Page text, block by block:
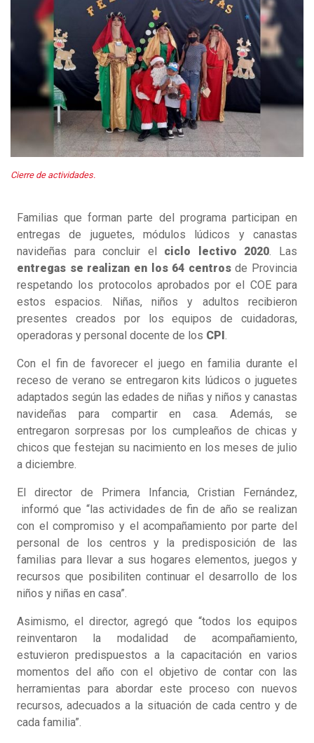
Cierre de actividades.
Familias que forman parte del programa participan en
entregas de juguetes, módulos lúdicos y canastas
navideñas para concluir el ciclo lectivo 2020. Las
entregas se realizan en los 64 centrosde Provincia
respetando los protocolos aprobados por el COE para
estos espacios. Niñas, niños y adultos recibieron
presentes creados por los equipos de cuidadoras,
operadoras y personal docente de los CPI .
Con el fin de favorecer el juego en familia durante el
receso de verano se entregaron kits lúdicos o juguetes
adaptados según las edades de niñas y niños y canastas
navideñas para compartir en casa. Además, se
entregaron sorpresas por los cumpleaños de chicas y
chicos que festejan su nacimiento en los meses de julio
a diciembre.
El director de Primera Infancia, Cristian Fernández,
informó que “las actividades de fin de año se realizan
con el compromiso y el acompañamiento por parte del
personal de los centros y la predisposición de las
familias para llevar a sus hogares elementos, juegos y
recursos que posibiliten continuar el desarrollo de los
niños y niñas en casa”.
Asimismo, el director, agregó que “todos los equipos
reinventaron la modalidad de acompañamiento,
estuvieron predispuestos a la capacitación en varios
momentos del año con el objetivo de contar con las
herramientas para abordar este proceso con nuevos
recursos, adecuados a la situación de cada centro y de
cada familia”.